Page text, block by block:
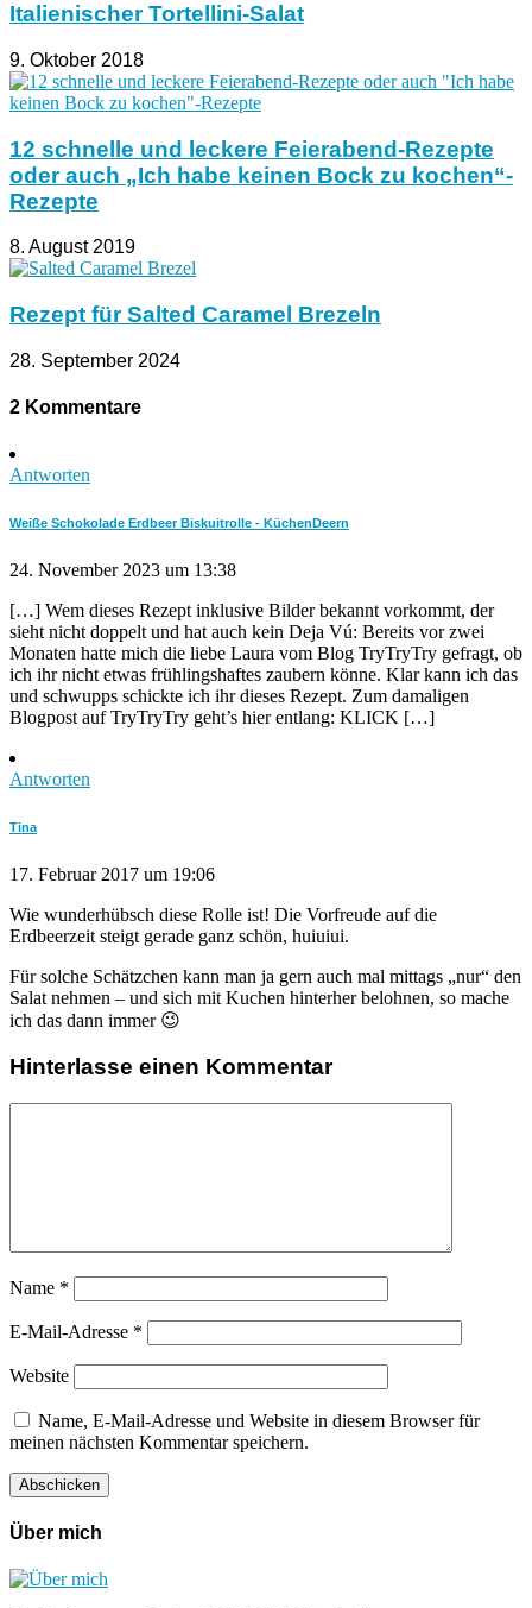
Italienischer Tortellini-Salat
9. Oktober 2018
12 schnelle und leckere Feierabend-Rezepte
oder auch „Ich habe keinen Bock zu kochen“-
Rezepte
8. August 2019
Rezept für Salted Caramel Brezeln
28. September 2024
2 Kommentare
Antworten
Weiße Schokolade Erdbeer Biskuitrolle - KüchenDeern
24. November 2023 um 13:38
[…] Wem dieses Rezept inklusive Bilder bekannt vorkommt, der
sieht nicht doppelt und hat auch kein Deja Vú: Bereits vor zwei
Monaten hatte mich die liebe Laura vom Blog TryTryTry gefragt, ob
ich ihr nicht etwas frühlingshaftes zaubern könne. Klar kann ich das
und schwupps schickte ich ihr dieses Rezept. Zum damaligen
Blogpost auf TryTryTry geht’s hier entlang: KLICK […]
Antworten
Tina
17. Februar 2017 um 19:06
Wie wunderhübsch diese Rolle ist! Die Vorfreude auf die
Erdbeerzeit steigt gerade ganz schön, huiuiui.
Für solche Schätzchen kann man ja gern auch mal mittags „nur“ den
Salat nehmen – und sich mit Kuchen hinterher belohnen, so mache
ich das dann immer 😉
Hinterlasse einen Kommentar
Name *
E-Mail-Adresse *
Website
Name, E-Mail-Adresse und Website in diesem Browser für
meinen nächsten Kommentar speichern.
Über mich